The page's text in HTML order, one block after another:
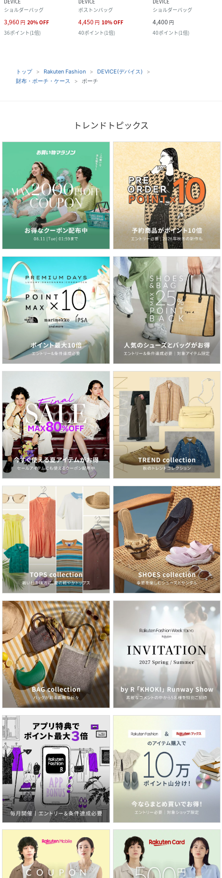
ショルダーバッグ
3,960 円 20%OFF
36ポイント(1倍)
ボストンバッグ
4,450 円 10%OFF
40ポイント(1倍)
ショルダーバッグ
4,400 円
40ポイント(1倍)
トップ Rakuten Fashion
DEVICE(デバイス)
財布・ポーチ・ケース
ポーチ
トレンドトピックス